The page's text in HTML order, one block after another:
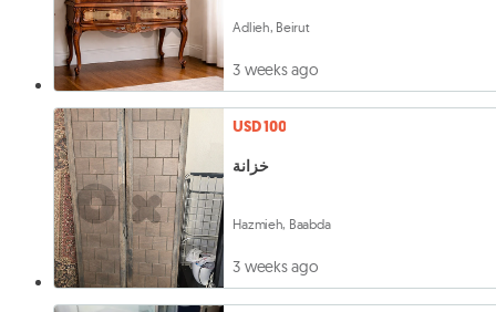
Adlieh, Beirut
3 weeks ago
USD 100
خزانة
Hazmieh, Baabda
3 weeks ago